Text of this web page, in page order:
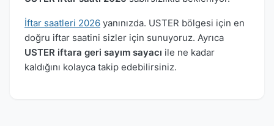
İftar saatleri 2026 yanınızda. USTER bölgesi için en
doğru iftar saatini sizler için sunuyoruz. Ayrıca
USTER iftara geri sayım sayacı ile ne kadar
kaldığını kolayca takip edebilirsiniz.